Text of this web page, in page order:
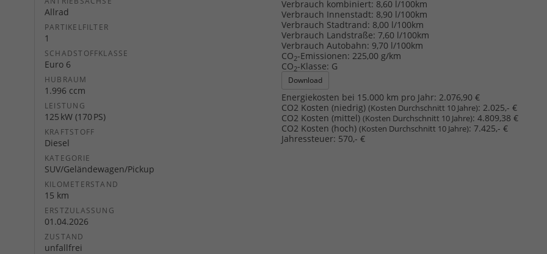
Allrad
PARTIKELFILTER
1
SCHADSTOFFKLASSE
Euro 6
HUBRAUM
1.996 ccm
LEISTUNG
125 kW (170 PS)
KRAFTSTOFF
Diesel
KATEGORIE
SUV/Geländewagen/Pickup
KILOMETERSTAND
15 km
ERSTZULASSUNG
01.04.2026
ZUSTAND
unfallfrei
Verbrauch kombiniert: 8,60 l/100km
Verbrauch Innenstadt: 8,90 l/100km
Verbrauch Stadtrand: 8,00 l/100km
Verbrauch Landstraße: 7,60 l/100km
Verbrauch Autobahn: 9,70 l/100km
CO2-Emissionen: 225,00 g/km
CO2-Klasse: G
Download
Energiekosten bei 15.000 km pro Jahr: 2.076,90 €
CO2 Kosten (niedrig) (Kosten Durchschnitt 10 Jahre): 2.025,- €
CO2 Kosten (mittel) (Kosten Durchschnitt 10 Jahre): 4.809,38 €
CO2 Kosten (hoch) (Kosten Durchschnitt 10 Jahre): 7.425,- €
Jahressteuer: 570,- €